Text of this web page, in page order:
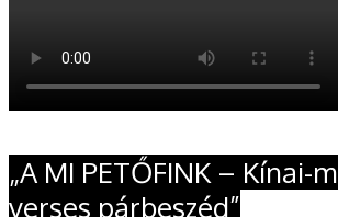
„A MI PETŐFINK – Kínai-
verses párbeszéd”